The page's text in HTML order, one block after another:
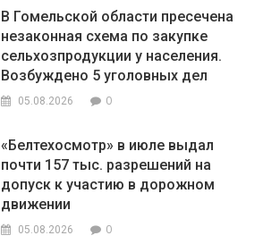
В Гомельской области пресечена
незаконная схема по закупке
сельхозпродукции у населения.
Возбуждено 5 уголовных дел
05.08.2026 0
«Белтехосмотр» в июле выдал
почти 157 тыс. разрешений на
допуск к участию в дорожном
движении
05.08.2026 0